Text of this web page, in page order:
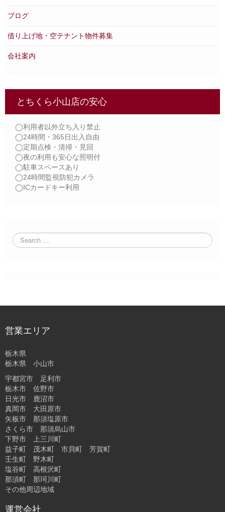
ブログ
借り上げ地・空テナント物件募集
会社案内
とちくら小山店の安心
◯利用者以外立ち入り禁止
◯24時間・365日出入自由
◯定期点検・清掃・見回
◯夜の利用も安心な照明付
◯駐車スペースあり
◯24時間監視防犯カメラ
◯ICカードキー利用
営業エリア
栃木県
栃木県 小山市
宇都宮市 足利市
栃木市 佐野市
日光市 鹿沼市
真岡市 大田原市
矢板市 那須塩原市
さくら市 那須烏山市
下野市 上三川町
益子町 茂木町 市貝町 芳賀町
壬生町 野木町
塩谷町 高根沢町
那須町 那珂川町
その他周辺地域
運営会社